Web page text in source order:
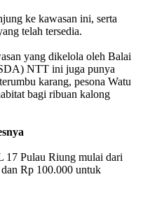
ke kawasan ini, serta
telah tersedia.
yang dikelola oleh Balai
NTT ini juga punya
karang, pesona Watu
bagi ribuan kalong
17 Pulau Riung mulai dari
Rp 100.000 untuk